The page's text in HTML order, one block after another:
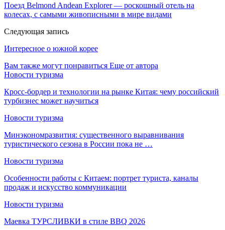
Поезд Belmond Andean Explorer — роскошный отель на
колесах, с самыми живописными в мире видами
Следующая запись
Интересное о южной корее
Вам также могут понравиться Еще от автора
Новости туризма
Кросс-бордер и технологии на рынке Китая: чему российский
турбизнес может научиться
Новости туризма
Минэкономразвития: существенного выравнивания
туристического сезона в России пока не …
Новости туризма
Особенности работы с Китаем: портрет туриста, каналы
продаж и искусство коммуникации
Новости туризма
Маевка ТУРСЛИВКИ в стиле BBQ 2026